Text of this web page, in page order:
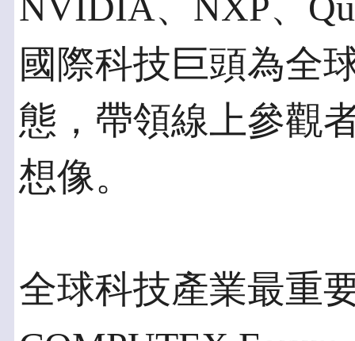
國際科技巨頭為全
態，帶領線上參觀
想像。
全球科技產業最重